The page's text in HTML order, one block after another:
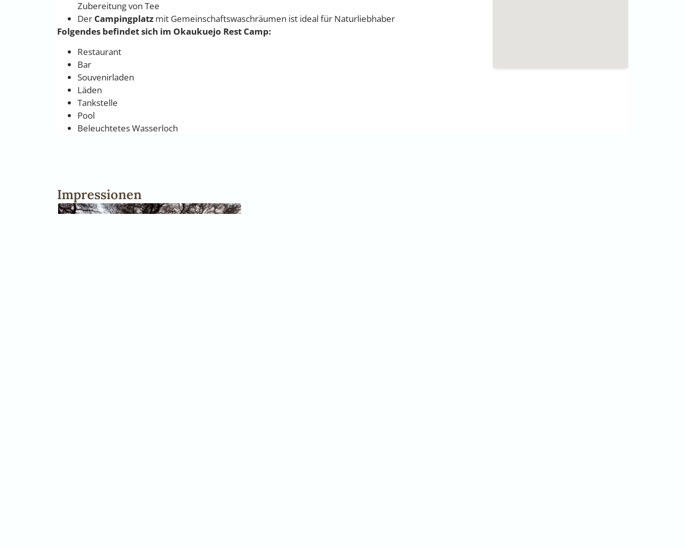
Zubereitung von Tee
Der Campingplatz mit Gemeinschaftswaschräumen ist ideal für Naturliebhaber
Folgendes befindet sich im Okaukuejo Rest Camp:
Restaurant
Bar
Souvenirladen
Läden
Tankstelle
Pool
Beleuchtetes Wasserloch
Impressionen